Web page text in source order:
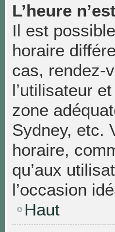
L’heure
Il est
horaire
cas, rendez-
l’utilisateur
zone
Sydney, etc.
horaire,
qu’aux
l’occasion
Haut